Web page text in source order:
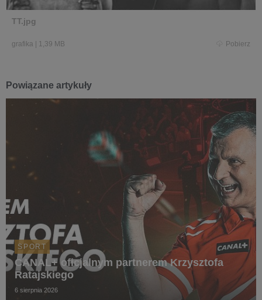
TT.jpg
grafika 1,39 MB Pobierz
Powiązane artykuły
SPORT
CANAL+ oficjalnym partnerem Krzysztofa
Ratajskiego
6 sierpnia 2026